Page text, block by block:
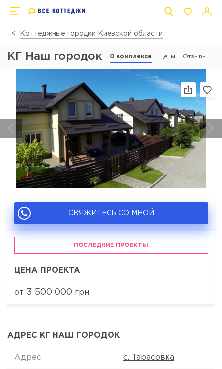
Коттеджные городки Киевской области
КГ Наш городок О комплексе Цены Отзывы
СВЯЖИТЕСЬ СО МНОЙ
ПОСЛЕДНИЕ ПРОЕКТЫ
ЦЕНА ПРОЕКТА
от 3 500 000 грн
АДРЕС КГ НАШ ГОРОДОК
Адрес с. Тарасовка